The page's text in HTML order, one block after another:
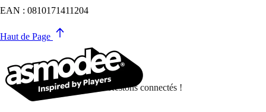
EAN : 0810171411204
Haut de Page
Restons connectés !